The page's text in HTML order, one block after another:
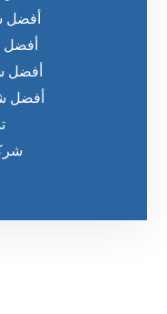
أفضل
أفضل
أفضل